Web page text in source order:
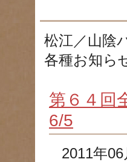
松江／山陰
各種お知ら
第６４回
6/5
2011年